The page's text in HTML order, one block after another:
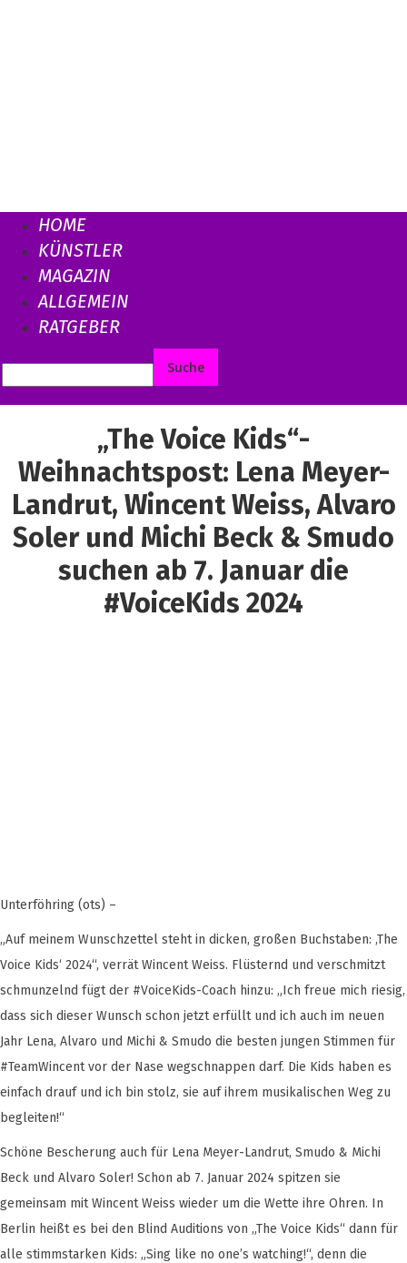
HOME
KÜNSTLER
MAGAZIN
ALLGEMEIN
RATGEBER
„The Voice Kids“-
Weihnachtspost: Lena Meyer-
Landrut, Wincent Weiss, Alvaro
Soler und Michi Beck & Smudo
suchen ab 7. Januar die
#VoiceKids 2024
Unterföhring (ots) –
„Auf meinem Wunschzettel steht in dicken, großen Buchstaben: ‚The
Voice Kids‘ 2024“, verrät Wincent Weiss. Flüsternd und verschmitzt
schmunzelnd fügt der #VoiceKids-Coach hinzu: „Ich freue mich riesig,
dass sich dieser Wunsch schon jetzt erfüllt und ich auch im neuen
Jahr Lena, Alvaro und Michi & Smudo die besten jungen Stimmen für
#TeamWincent vor der Nase wegschnappen darf. Die Kids haben es
einfach drauf und ich bin stolz, sie auf ihrem musikalischen Weg zu
begleiten!“
Schöne Bescherung auch für Lena Meyer-Landrut, Smudo & Michi
Beck und Alvaro Soler! Schon ab 7. Januar 2024 spitzen sie
gemeinsam mit Wincent Weiss wieder um die Wette ihre Ohren. In
Berlin heißt es bei den Blind Auditions von „The Voice Kids“ dann für
alle stimmstarken Kids: „Sing like no one’s watching!“, denn die